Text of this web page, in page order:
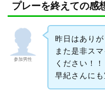
プレーを終えての感
参加男性
昨日はありが
また是非ス
ください！！
早紀さんにも